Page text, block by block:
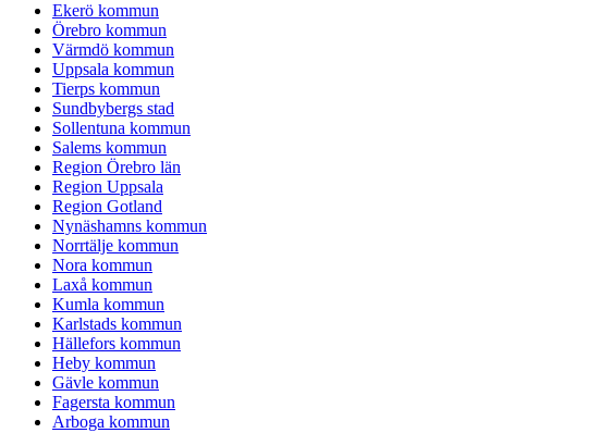
Ekerö kommun
Örebro kommun
Värmdö kommun
Uppsala kommun
Tierps kommun
Sundbybergs stad
Sollentuna kommun
Salems kommun
Region Örebro län
Region Uppsala
Region Gotland
Nynäshamns kommun
Norrtälje kommun
Nora kommun
Laxå kommun
Kumla kommun
Karlstads kommun
Hällefors kommun
Heby kommun
Gävle kommun
Fagersta kommun
Arboga kommun